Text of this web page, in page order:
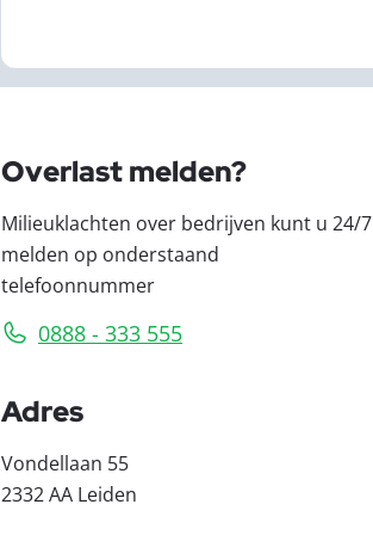
Overlast melden?
Milieuklachten over bedrijven kunt u 24/7
melden op onderstaand
telefoonnummer
0888 - 333 555
Adres
Vondellaan 55
2332 AA Leiden